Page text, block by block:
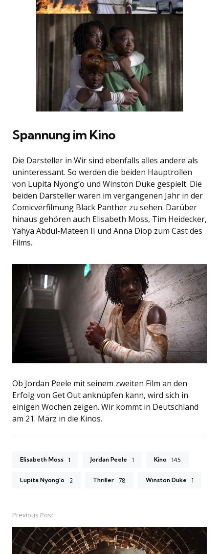
Spannung im Kino
Die Darsteller in Wir sind ebenfalls alles andere als
uninteressant. So werden die beiden Hauptrollen
von Lupita Nyong’o und Winston Duke gespielt. Die
beiden Darsteller waren im vergangenen Jahr in der
Comicverfilmung Black Panther zu sehen. Darüber
hinaus gehören auch Elisabeth Moss, Tim Heidecker,
Yahya Abdul-Mateen II und Anna Diop zum Cast des
Films.
Ob Jordan Peele mit seinem zweiten Film an den
Erfolg von Get Out anknüpfen kann, wird sich in
einigen Wochen zeigen. Wir kommt in Deutschland
am 21. März in die Kinos.
Elisabeth Moss 1 Jordan Peele 1 Kino 145
Lupita Nyong'o 2 Thriller 78 Winston Duke 1
Post
navigation
Previous Post